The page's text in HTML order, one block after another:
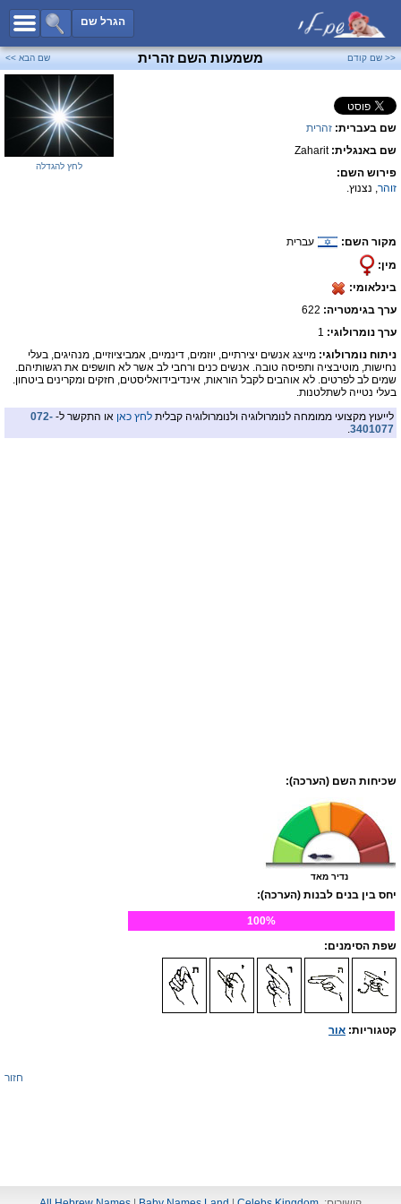
הגרל שם
כל השמות
שמות לבנים
שמות לבנות
שמות משותפים
שמות נפוצים
פייסבוק
<< שם קודם משמעות השם זהרית שם הבא >>
שם בעברית: זהרית
שם באנגלית:Zaharit
פירוש השם:
זוהר, נצנוץ.
מקור השם:
עברית
מין:
בינלאומי:
ערך בגימטריה:
ערך נומרולוגי: 1
לחץ להגדלה
ניתוח נומרולוגי: מייצג אנשים יצירתיים, יוזמים, דינמיים, אמביציוזיים, מנהיגים, בעלי
נחישות, מוטיבציה ותפיסה טובה. אנשים כנים ורחבי לב אשר לא חושפים את רגשותיהם.
שמים לב לפרטים. לא אוהבים לקבל הוראות, אינדיבידואליסטים, חזקים ומקרינים ביטחון.
בעלי נטייה לשתלטנות.
לייעוץ מקצועי ממומחה לנומרולוגיה ולנומרולוגיה קבלית לחץ כאן או התקשר ל- 072-
3401077
.
שכיחות השם (הערכה):
נדיר מאד
יחס בין בנים לבנות (הערכה):
100%
שפת הסימנים:
קטגוריות: אור
חזור